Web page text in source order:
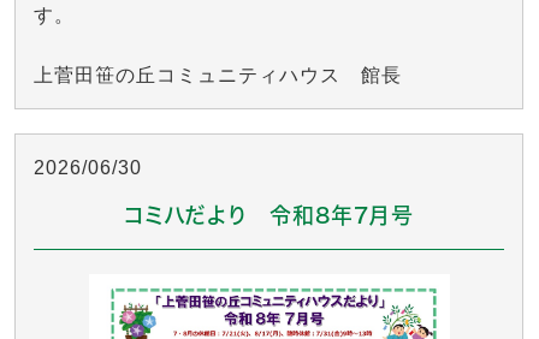
す。
上菅田笹の丘コミュニティハウス 館長
2026/06/30
コミハだより 令和8年7月号